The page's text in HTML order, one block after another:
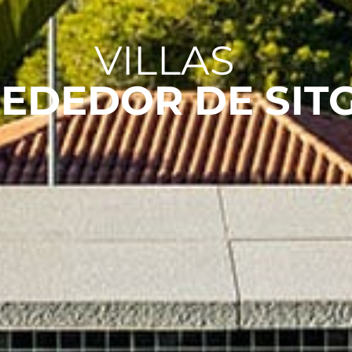
VILLAS
DE